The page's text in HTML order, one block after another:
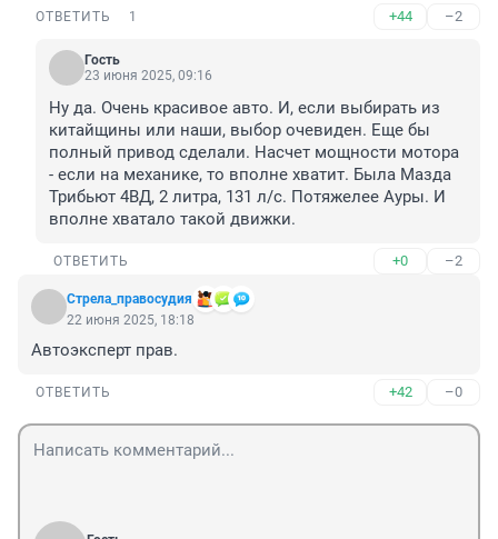
ОТВЕТИТЬ 1 +44 –2
Гость
23 июня 2025, 09:16
Ну да. Очень красивое авто. И, если выбирать из
китайщины или наши, выбор очевиден. Еще бы
полный привод сделали. Насчет мощности мотора
- если на механике, то вполне хватит. Была Мазда
Трибьют 4ВД, 2 литра, 131 л/с. Потяжелее Ауры. И
вполне хватало такой движки.
ОТВЕТИТЬ +0 –2
Стрела_правосудия
22 июня 2025, 18:18
Автоэксперт прав.
ОТВЕТИТЬ +42 –0